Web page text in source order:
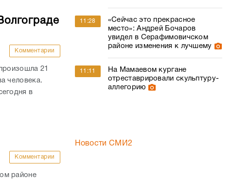
Комментарии
21
человека.
в
Комментарии
районе
11:28
«Сейчас это прекрасное
место»: Андрей Бочаров
увидел в Серафимовичском
районе изменения к лучшему
11:11
На Мамаевом кургане
отреставрировали скульптуру-
аллегорию
Новости СМИ2